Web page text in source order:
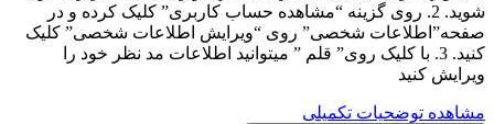
شوید. 2. روی گزینه “مشاهده حساب کاربری” کلیک کرده و در
صفحه‏”اطلاعات شخصی” روی “ویرایش اطلاعات شخصی” کلیک
کنید. 3. با کلیک روی” قلم ” میتوانید اطلاعات مد نظر خود را
ویرایش کنید
مشاهده توضحیات تکمیلی